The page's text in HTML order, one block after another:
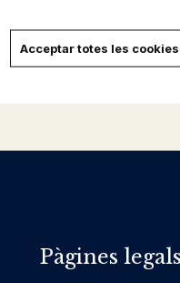
Pàgines legals
Acceptar totes les cookies